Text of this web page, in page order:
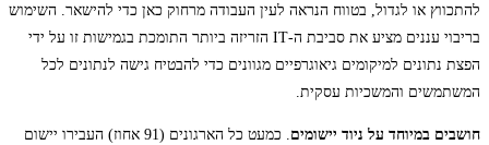
להתכווץ או לגדול, בטווח הנראה לעין העבודה מרחוק כאן כדי להישאר. השימוש
בריבוי עננים מציע את סביבת ה-IT הזריזה ביותר התומכת בגמישות זו על ידי
הפצת נתונים למיקומים גיאוגרפיים מגוונים כדי להבטיח גישה לנתונים לכל
המשתמשים והמשכיות עסקית.
חושבים במיוחד על ניוד יישומים
. כמעט כל הארגונים (91 אחוז) העבירו יישום